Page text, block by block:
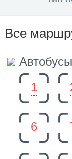
Все
Автобусы
1
6